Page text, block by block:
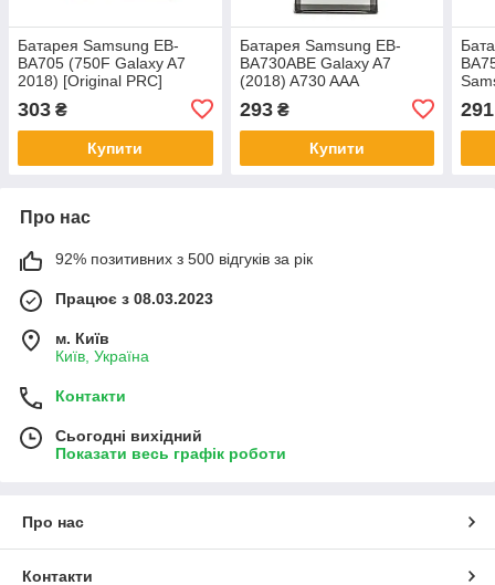
Батарея Samsung EB-
BA705 (750F Galaxy A7
2018) [Original PRC]
303 ₴
Купити
Батарея Samsung EB-
BA730ABE Galaxy A7
(2018) A730 AAA
293₴
Купити
291
Про нас
92% позитивних з 500 відгуків за рік
Працює з 08.03.2023
м. Київ
Київ, Україна
Контакти
Сьогодні вихідний
Показати весь графік роботи
Про нас
Контакти